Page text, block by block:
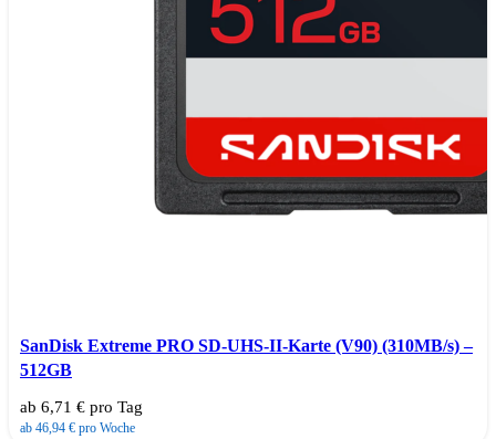
SanDisk Extreme PRO SD-UHS-II-Karte (V90) (310MB/s) –
512GB
ab 6,71 € pro Tag
ab 46,94 € pro Woche